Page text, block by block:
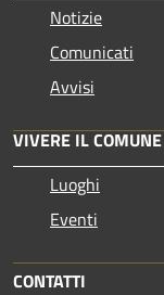
Notizie
Comunicati
Avvisi
VIVERE IL COMUNE
Luoghi
Eventi
CONTATTI